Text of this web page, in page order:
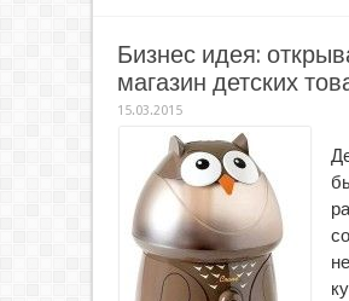
Бизнес идея:
магазин детских
15.03.2015